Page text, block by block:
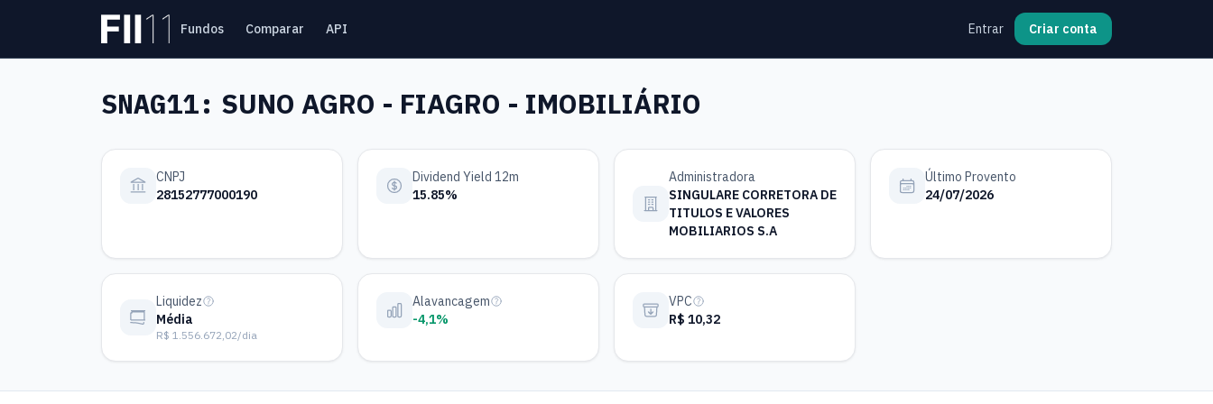
Pular para o conteúdo principal
Estatística FII
Fundos Comparar API Entrar Criar conta
SNAG11: SUNO AGRO - FIAGRO - IMOBILIÁRIO
CNPJ
28152777000190
Dividend Yield 12m
15.85%
Administradora
SINGULARE CORRETORA DE
TITULOS E VALORES
MOBILIARIOS S.A
Último Provento
24/07/2026
Liquidez
Média
R$ 1.556.672,02/dia
Alavancagem
-4,1%
VPC
R$ 10,32